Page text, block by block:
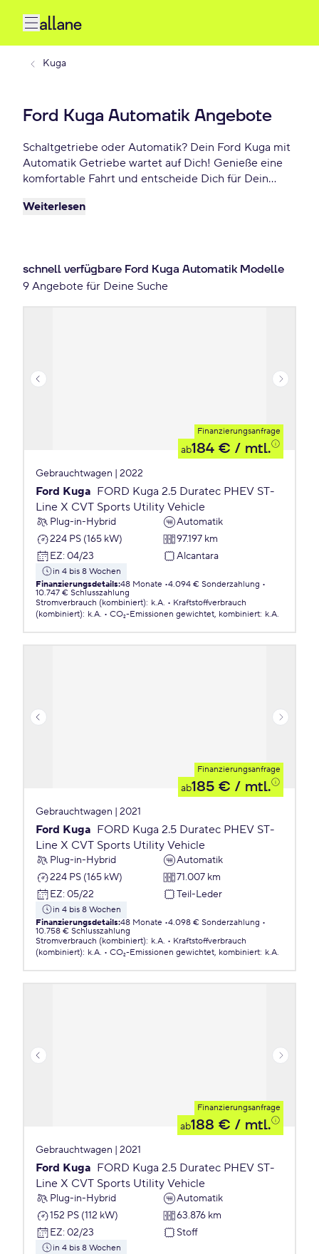
Kuga
Ford Kuga Automatik Angebote
Schaltgetriebe oder Automatik? Dein Ford Kuga mit
Automatik Getriebe wartet auf Dich! Genieße eine
komfortable Fahrt und entscheide Dich für Dein
Leasing- und Finanzierungsangeboten – bereits ab
Weiterlesen
schnell verfügbare Ford Kuga Automatik Modelle
9 Angebote für Deine Suche
Finanzierungsanfrage
ab184 € / mtl.
Gebrauchtwagen | 2022
Ford Kuga FORD Kuga 2.5 Duratec PHEV ST-
Line X CVT Sports Utility Vehicle
Plug-in-Hybrid
Automatik
224 PS (165 kW)
97.197 km
EZ: 04/23 Alcantara
in 4 bis 8 Wochen
Finanzierungsdetails:48 Monate 4.094 € Sonderzahlung
10.747 € Schlusszahlung
Stromverbrauch (kombiniert): k.A.
Kraftstoffverbrauch
(kombiniert): k.A. CO₂-Emissionen gewichtet, kombiniert: k.A.
Finanzierungsanfrage
ab185 € / mtl.
Gebrauchtwagen | 2021
Ford Kuga FORD Kuga 2.5 Duratec PHEV ST-
Line X CVT Sports Utility Vehicle
Plug-in-Hybrid
Automatik
224 PS (165 kW)
71.007 km
EZ: 05/22 Teil-Leder
in 4 bis 8 Wochen
Finanzierungsdetails:48 Monate 4.098 € Sonderzahlung
10.758 € Schlusszahlung
Stromverbrauch (kombiniert): k.A.
Kraftstoffverbrauch
(kombiniert): k.A. CO₂-Emissionen gewichtet, kombiniert: k.A.
Finanzierungsanfrage
ab188 € / mtl.
Gebrauchtwagen | 2021
Ford Kuga FORD Kuga 2.5 Duratec PHEV ST-
Line X CVT Sports Utility Vehicle
Plug-in-Hybrid
Automatik
152 PS (112 kW)
63.876 km
EZ: 02/23 Stoff
in 4 bis 8 Wochen